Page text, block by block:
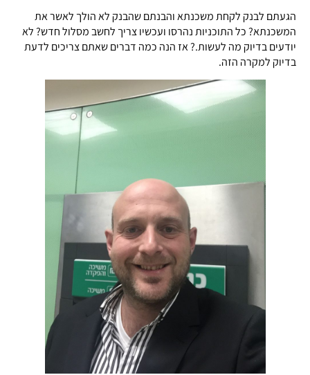
הגעתם לבנק לקחת משכנתא והבנתם שהבנק לא הולך לאשר את
המשכנתא? כל התוכניות נהרסו ועכשיו צריך לחשב מסלול חדש? לא
יודעים בדיוק מה לעשות.? אז הנה כמה דברים שאתם צריכים לדעת
בדיוק למקרה הזה.